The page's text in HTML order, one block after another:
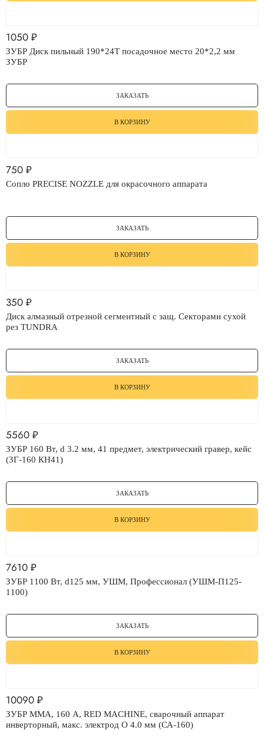
1050 ₽
ЗУБР Диск пильный 190*24Т посадочное место 20*2,2 мм
ЗУБР
ЗАКАЗАТЬ
В КОРЗИНУ
750 ₽
Сопло PRECISE NOZZLE для окрасочного аппарата
ЗАКАЗАТЬ
В КОРЗИНУ
350 ₽
Диск алмазный отрезной сегментный с защ. Секторами сухой
рез TUNDRA
ЗАКАЗАТЬ
В КОРЗИНУ
5560 ₽
ЗУБР 160 Вт, d 3.2 мм, 41 предмет, электрический гравер, кейс
(ЗГ-160 КН41)
ЗАКАЗАТЬ
В КОРЗИНУ
7610 ₽
ЗУБР 1100 Вт, d125 мм, УШМ, Профессионал (УШМ-П125-
1100)
ЗАКАЗАТЬ
В КОРЗИНУ
10090 ₽
ЗУБР ММА, 160 А, RED MACHINE, сварочный аппарат
инверторный, макс. электрод O 4.0 мм (СА-160)